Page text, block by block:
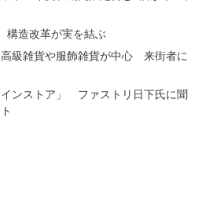
造改革が実を結ぶ
級雑貨や服飾雑貨が中心 来街者に
ンストア」 ファストリ日下氏に聞